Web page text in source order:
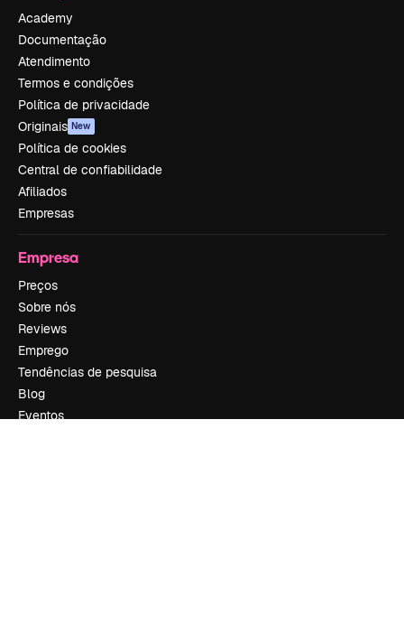
Academy
Documentação
Atendimento
Termos e condições
Política de privacidade
Originais New
Política de cookies
Central de confiabilidade
Afiliados
Empresas
Empresa
Preços
Sobre nós
Reviews
Emprego
Tendências de pesquisa
Blog
Eventos